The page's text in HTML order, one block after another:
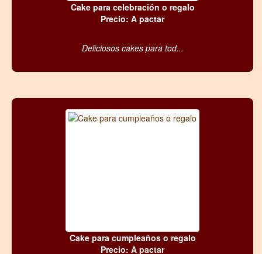
Cake para celebración o regalo
Precio: A pactar
Deliciosos cakes para tod...
Cake para cumpleaños o regalo
Precio: A pactar